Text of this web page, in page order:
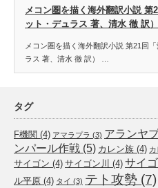
メコン圏を描く海外翻訳小説 第
ット・デュラス 著、清水 徹 訳）
メコン圏を描く海外翻訳小説 第21回
ラス 著、清水 徹 訳） …
タグ
F機関 (4) アマラプラ (3) アランヤ
ンパール作戦 (5) カレン族 (4)
サイゴン (4) サイゴン川 (4) サイ
ル平原 (4) タイ (3) テト攻勢 (7)